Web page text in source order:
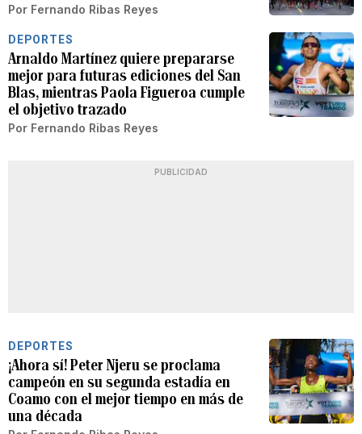
Por Fernando Ribas Reyes
DEPORTES
Arnaldo Martínez quiere prepararse
mejor para futuras ediciones del San
Blas, mientras Paola Figueroa cumple
el objetivo trazado
Por Fernando Ribas Reyes
PUBLICIDAD
DEPORTES
¡Ahora sí! Peter Njeru se proclama
campeón en su segunda estadía en
Coamo con el mejor tiempo en más de
una década